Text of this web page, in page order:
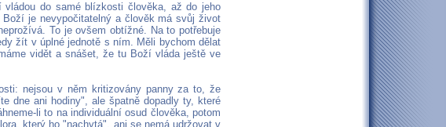
do samé blízkosti člověka, až do jeho
je nevypočitatelný a člověk má svůj život
To je ovšem obtížné. Na to potřebuje
žít v úplné jednotě s ním. Měli bychom dělat
vidět a snášet, že tu Boží vláda ještě ve
nejsou v něm kritizovány panny za to, že
dne ani hodiny", ale špatně dopadly ty, které
li to na individuální osud člověka, potom
který ho "nachytá", ani se nemá udržovat v